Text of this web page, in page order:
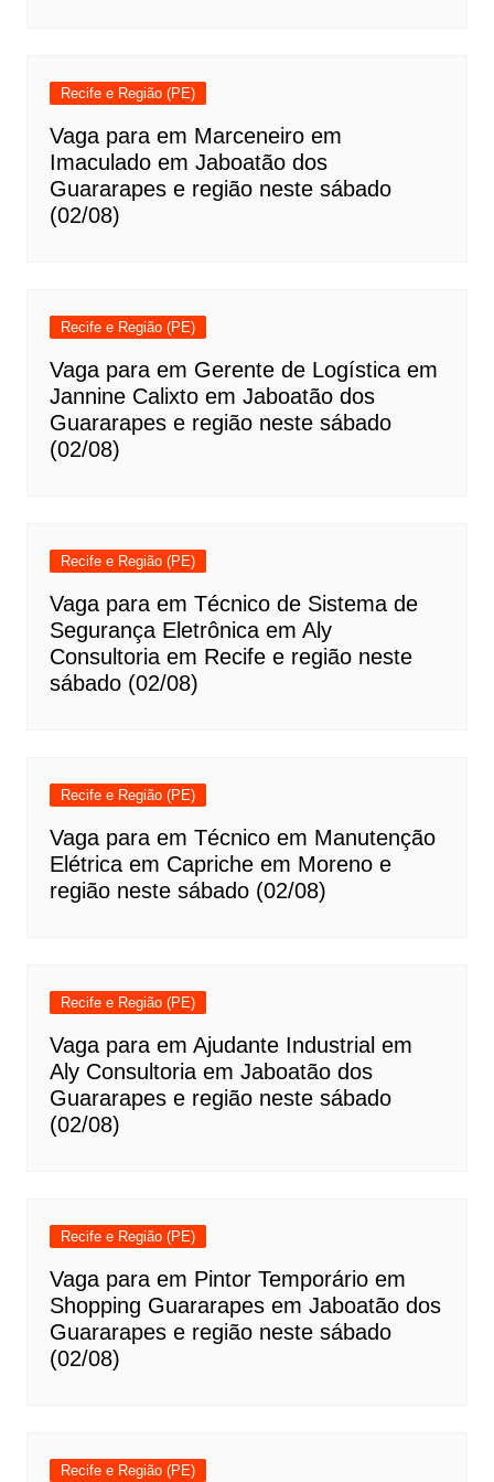
Recife e Região (PE)
Vaga para em Marceneiro em
Imaculado em Jaboatão dos
Guararapes e região neste sábado
(02/08)
Recife e Região (PE)
Vaga para em Gerente de Logística em
Jannine Calixto em Jaboatão dos
Guararapes e região neste sábado
(02/08)
Recife e Região (PE)
Vaga para em Técnico de Sistema de
Segurança Eletrônica em Aly
Consultoria em Recife e região neste
sábado (02/08)
Recife e Região (PE)
Vaga para em Técnico em Manutenção
Elétrica em Capriche em Moreno e
região neste sábado (02/08)
Recife e Região (PE)
Vaga para em Ajudante Industrial em
Aly Consultoria em Jaboatão dos
Guararapes e região neste sábado
(02/08)
Recife e Região (PE)
Vaga para em Pintor Temporário em
Shopping Guararapes em Jaboatão dos
Guararapes e região neste sábado
(02/08)
Recife e Região (PE)